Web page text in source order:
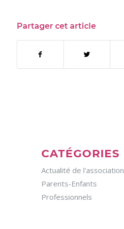
Partager cet article
CATÉGORIES
Actualité de l'association
Parents-Enfants
Professionnels